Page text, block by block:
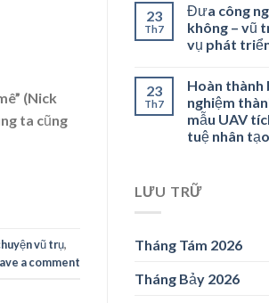
(Nick
ta cũng
vũ trụ,
a comment
23
Th7
Đưa công
không – vũ
vụ phát
23
Th7
Hoàn thành
nghiệm
mẫu UAV
tuệ nhân tạo
LƯU TRỮ
Tháng Tám 2026
Tháng Bảy 2026